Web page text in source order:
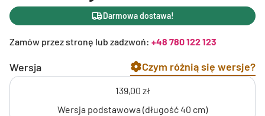
Darmowa dostawa!
Zamów przez stronę lub zadzwoń: +48 780 122 123
Wersja Czym różnią się wersje?
139,00 zł
Wersja podstawowa (długość 40 cm)